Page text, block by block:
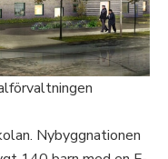
Nybyggnationen